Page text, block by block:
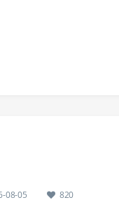
08-05 820